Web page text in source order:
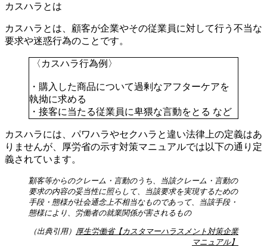
カスハラとは
カスハラとは、 顧客が企業やその従業員に対して行う不当な
要求や迷惑行為のこと です。
〈カスハラ行為例〉
・購入した商品について過剰なアフターケアを
執拗に求める
・接客に当たる従業員に卑猥な言動をとる など
カスハラには、パワハラやセクハラと違い法律上の定義はあ
りませんが、厚労省の示す対策マニュアルでは以下の通り定
義されています。
顧客等からのクレーム・言動のうち、当該クレーム・言動の
要求の内容の妥当性に照らして、当該要求を実現するための
手段・態様が社会通念上不相当なものであって、当該手段・
態様により、労働者の就業関係が害されるもの
（出典引用） 厚生労働省【カスタマーハラスメント対策企業
マニュアル】